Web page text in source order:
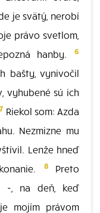
je svätý, nerobí
právo svetlom,
hanby.
6
bašty, vynivočil
vyhubené sú ich
7 Riekol som: Azda
Nezmizne mu
Lenže hneď
8
Preto
-, na deň, keď
mojím právom